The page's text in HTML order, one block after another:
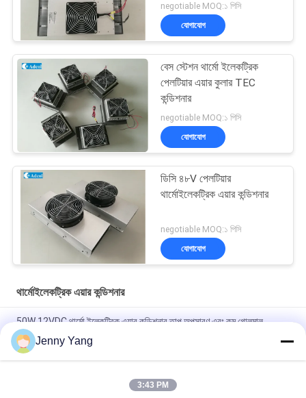
negotiable MOQ:১ পিসি
যোগাযোগ
বেস স্টেশন থার্মো ইলেকট্রিক
পেলটিয়ার এয়ার কুলার TEC
কন্ডিশনার
negotiable MOQ:১ পিসি
যোগাযোগ
ডিসি ৪৮V পেলটিয়ার
থার্মোইলেকট্রিক এয়ার কন্ডিশনার
negotiable MOQ:১ পিসি
যোগাযোগ
থার্মোইলেকট্রিক এয়ার কন্ডিশনার
50W 12VDC থার্মো ইলেকট্রিক এয়ার কন্ডিশনার তাপ অপসারণ এবং কম গোলমাল
অপারেশন সঙ্গে বহিরঙ্গন এবং অভ্যন্তরীণ কিওস্ক জন্য ডিজাইন
কমপ্যাক্ট ডিজাইন এবং সলিড স্টেট অপারেশন সহ 200W 48VDC থার্মো ইলেকট্রিক এয়ার
Jenny Yang
3:43 PM